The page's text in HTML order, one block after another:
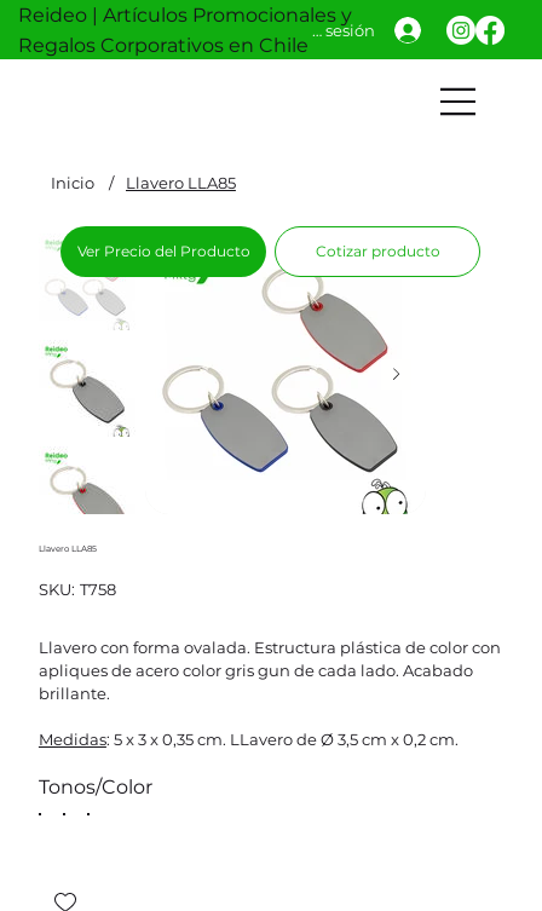
Reideo | Artículos Promocionales y
Regalos Corporativos en Chile
Iniciar sesión
Inicio / Llavero LLA85
Llavero LLA85
SKU: SKU
T758
T758
Llavero con forma ovalada. Estructura plástica de color con
apliques de acero color gris gun de cada lado. Acabado
brillante.
Medidas: 5 x 3 x 0,35 cm. LLavero de Ø 3,5 cm x 0,2 cm.
Tonos/Color
Ver Precio del Producto Cotizar producto